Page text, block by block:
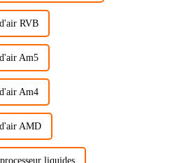
RVB
Am5
Am4
AMD
liquides